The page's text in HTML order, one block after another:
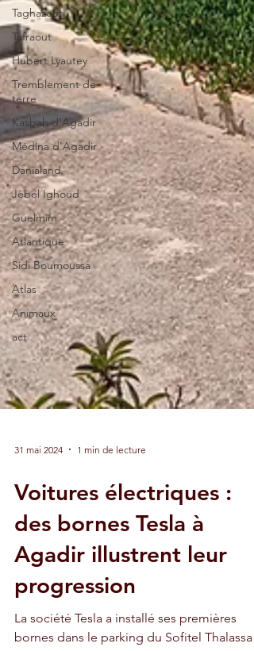
Taghazout
Tafraout
Hubert Lyautey
Tremblement de
terre
Kasbah d'Agadir
Médina d'Agadir
Danialand
Jebel Ighoud
Guelmim
Atlantique
Sidi Boumoussa
Atlas
Animaux
act
31 mai 2024 1 min de lecture
Voitures électriques :
des bornes Tesla à
Agadir illustrent leur
progression